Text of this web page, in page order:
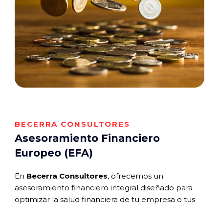
BECERRA CONSULTORES
Asesoramiento Financiero
Europeo (EFA)
En Becerra Consultores, ofrecemos un
asesoramiento financiero integral diseñado para
optimizar la salud financiera de tu empresa o tus